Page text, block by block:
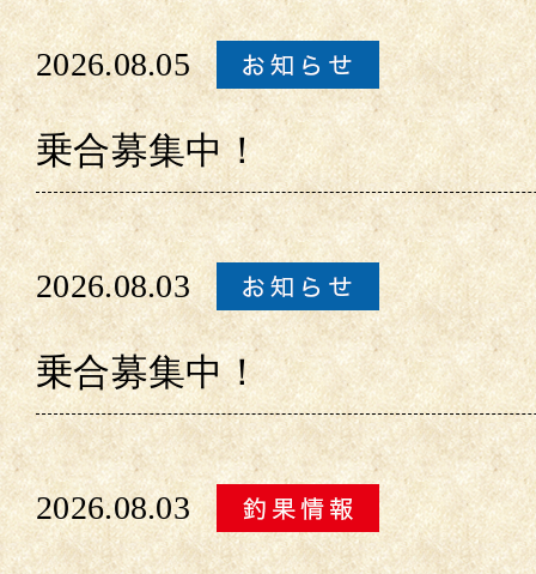
2026.08.05
乗合募集中！
2026.08.03
乗合募集中！
2026.08.03